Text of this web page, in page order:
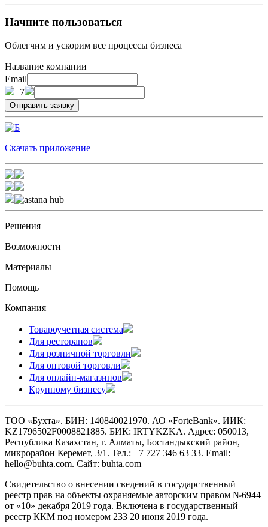
Начните пользоваться
Облегчим и ускорим все процессы бизнеса
Название компании
Email
+7
Скачать приложение
Решения
Возможности
Материалы
Помощь
Компания
Товароучетная система
Для ресторанов
Для розничной торговли
Для оптовой торговли
Для онлайн-магазинов
Крупному бизнесу
ТОО «Бухта». БИН: 140840021970. АО «ForteBank». ИИК:
KZ1796502F0008821885. БИК: IRTYKZKA. Адрес: 050013,
Республика Казахстан, г. Алматы, Бостандыкский район,
микрорайон Керемет, 3/1. Тел.: +7 727 346 63 33. Email:
hello@buhta.com. Сайт: buhta.com
Свидетельство о внесении сведений в государственный
реестр прав на объекты охраняемые авторским правом №6944
от «10» декабря 2019 года. Включена в государственный
реестр ККМ под номером 233 20 июня 2019 года.